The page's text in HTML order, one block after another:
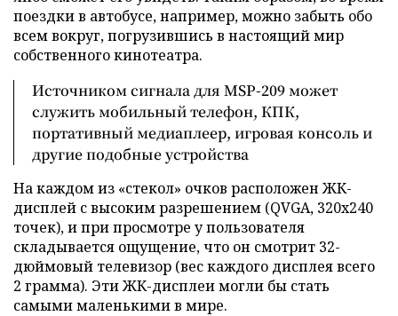
поездки в автобусе, например, можно забыть обо
всем вокруг, погрузившись в настоящий мир
собственного кинотеатра.
Источником сигнала для MSP-209 может
служить мобильный телефон, КПК,
портативный медиаплеер, игровая консоль и
другие подобные устройства
На каждом из «стекол» очков расположен ЖК-
дисплей с высоким разрешением (QVGA, 320х240
точек), и при просмотре у пользователя
складывается ощущение, что он смотрит 32-
дюймовый телевизор (вес каждого дисплея всего
2 грамма). Эти ЖК-дисплеи могли бы стать
самыми маленькими в мире.